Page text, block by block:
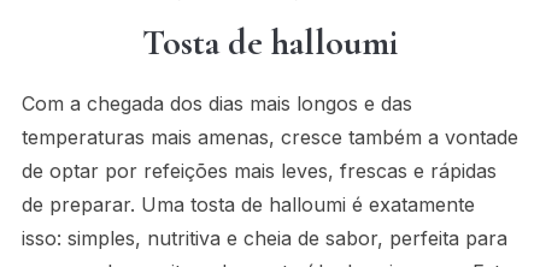
Tosta de halloumi
Com a chegada dos dias mais longos e das
temperaturas mais amenas, cresce também a vontade
de optar por refeições mais leves, frescas e rápidas
de preparar. Uma tosta de halloumi é exatamente
isso: simples, nutritiva e cheia de sabor, perfeita para